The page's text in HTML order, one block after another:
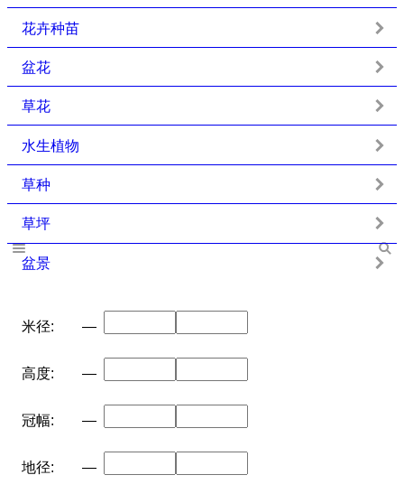
花卉种苗
盆花
草花
水生植物
草种
草坪
盆景
米径: —
高度: —
冠幅: —
地径: —